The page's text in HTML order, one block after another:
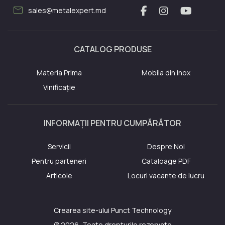
mail sales@metalexpert.md
CATALOG PRODUSE
Materia Prima
Mobila din Inox
Vinificație
INFORMAȚII PENTRU CUMPĂRĂTOR
Servicii
Despre Noi
Pentru parteneri
Cataloage PDF
Articole
Locuri vacante de lucru
Crearea site-ului Punct Technology